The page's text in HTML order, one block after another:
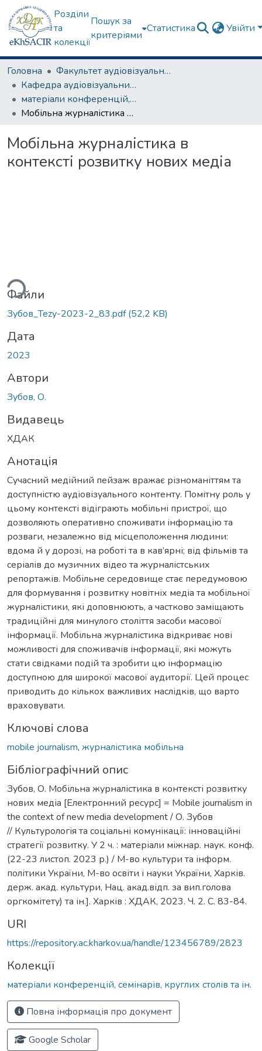
Розділи
та
колекції
Пошук за
критеріями
Статистика Увійти
Головна
Факультет аудіовізуального мистецтва
Кафедра аудіовізуальних медіа та медіакомунікацій
матеріали конференцій, семінарів, круглих столів та ін.
Мобільна журналістика в контексті розвитку нових медіа
Мобільна журналістика в
контексті розвитку нових медіа
Файли
Зубов_Tezy-2023-2_83.pdf(52,2 KB)
Дата
2023
Автори
Зубов, О.
Видавець
ХДАК
Анотація
Сучасний медійний пейзаж вражає різноманіттям та
доступністю аудіовізуального контенту. Помітну роль у
цьому контексті відіграють мобільні пристрої, що
дозволяють оперативно споживати інформацію та
розваги, незалежно від місцеположення людини:
вдома й у дорозі, на роботі та в кав’ярні; від фільмів та
серіалів до музичних відео та журналістських
репортажів. Мобільне середовище стає передумовою
для формування і розвитку новітніх медіа та мобільної
журналістики, які доповнюють, а частково заміщають
традиційні для минулого століття засоби масової
інформації. Мобільна журналістика відкриває нові
можливості для споживачів інформації, які можуть
стати свідками подій та зробити цю інформацію
доступною для широкої масової аудиторії. Цей процес
приводить до кількох важливих наслідків, що варто
враховувати.
Ключові слова
mobile journalism, журналістика мобільна
Бібліографічний опис
Зубов, О. Мобільна журналістика в контексті розвитку
нових медіа [Електронний ресурс] = Mobile journalism in
the context of new media development / О. Зубов
// Культурологія та соціальні комунікації: інноваційні
стратегії розвитку. У 2 ч. : матеріали міжнар. наук. конф.
(22-23 листоп. 2023 р.) / М-во культури та інформ.
політики України, М-во освіти і науки України, Харків.
держ. акад. культури, Нац. акад.відп. за вип.голова
оргкомітету) та ін.]. Харків : ХДАК, 2023. Ч. 2. С. 83-84.
URI
https://repository.ac.kharkov.ua/handle/123456789/2823
Колекції
матеріали конференцій, семінарів, круглих столів та ін.
Повна інформація про документ
Google Scholar